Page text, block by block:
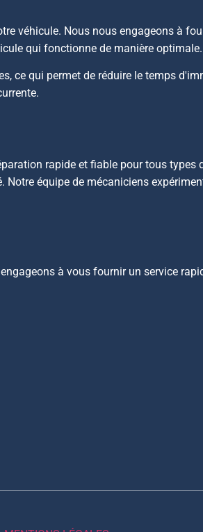
véhicule. Nous nous engageons à
qui fonctionne de manière optimale.
ce qui permet de réduire le temps
rapide et fiable pour tous types
équipe de mécaniciens
à vous fournir un service